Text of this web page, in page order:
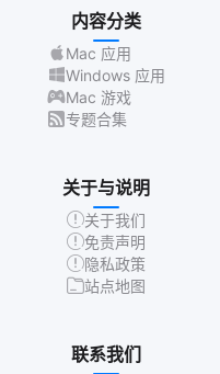
内容分类
Mac 应用
Windows 应用
Mac 游戏
专题合集
关于与说明
关于我们
免责声明
隐私政策
站点地图
联系我们